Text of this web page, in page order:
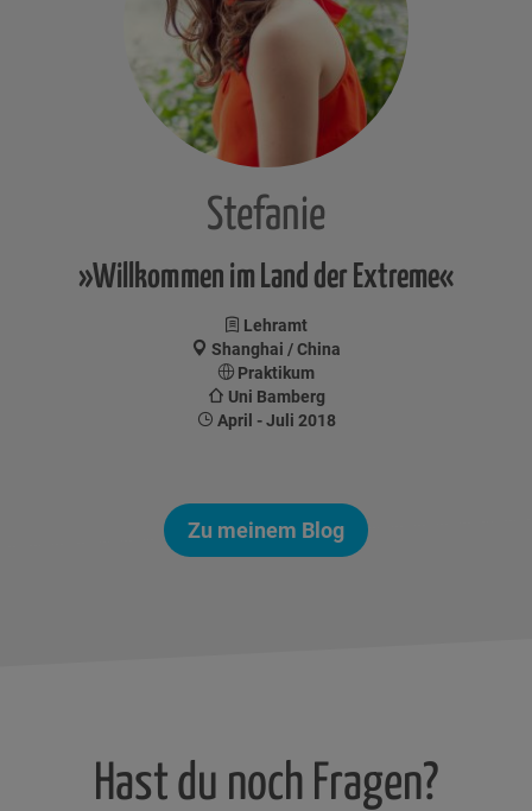
Stefanie
»Willkommen im Land der Extreme«
Lehramt
Shanghai / China
Praktikum
Uni Bamberg
April - Juli 2018
Zu meinem Blog
Hast du noch Fragen?